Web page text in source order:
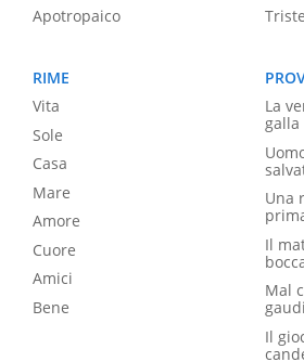
Apotropaico
RIME
Vita
Sole
Casa
Mare
Amore
Cuore
Amici
Bene
La
galla
Una
Il
Mal
Il